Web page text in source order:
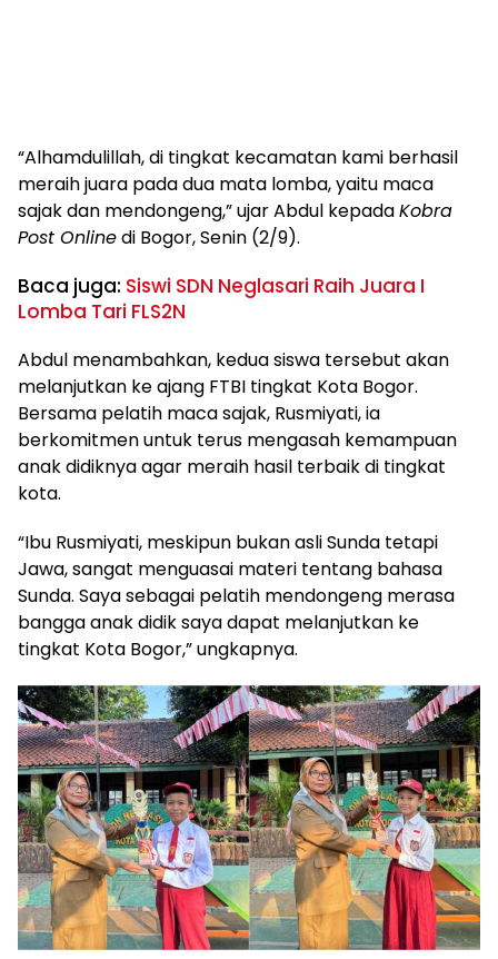
“Alhamdulillah, di tingkat kecamatan kami berhasil
meraih juara pada dua mata lomba, yaitu maca
sajak dan mendongeng,” ujar Abdul kepadaKobra
Post Onlinedi Bogor, Senin (2/9).
Baca juga: Siswi SDN Neglasari Raih Juara I
Lomba Tari FLS2N
Abdul menambahkan, kedua siswa tersebut akan
melanjutkan ke ajang FTBI tingkat Kota Bogor.
Bersama pelatih maca sajak, Rusmiyati, ia
berkomitmen untuk terus mengasah kemampuan
anak didiknya agar meraih hasil terbaik di tingkat
kota.
“Ibu Rusmiyati, meskipun bukan asli Sunda tetapi
Jawa, sangat menguasai materi tentang bahasa
Sunda. Saya sebagai pelatih mendongeng merasa
bangga anak didik saya dapat melanjutkan ke
tingkat Kota Bogor,” ungkapnya.